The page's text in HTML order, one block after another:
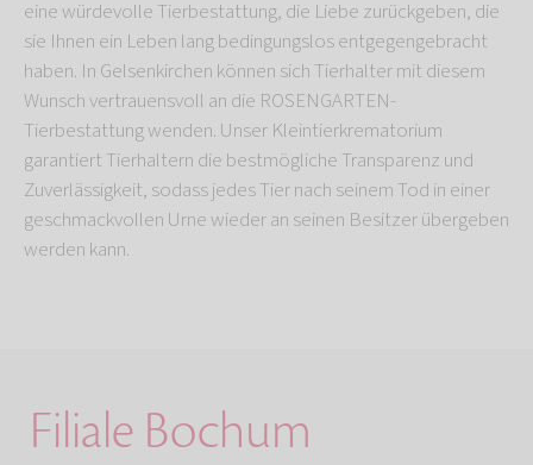
eine würdevolle Tierbestattung, die Liebe zurückgeben, die
sie Ihnen ein Leben lang bedingungslos entgegengebracht
haben. In Gelsenkirchen können sich Tierhalter mit diesem
Wunsch vertrauensvoll an die ROSENGARTEN-
Tierbestattung wenden. Unser Kleintierkrematorium
garantiert Tierhaltern die bestmögliche Transparenz und
Zuverlässigkeit, sodass jedes Tier nach seinem Tod in einer
geschmackvollen Urne wieder an seinen Besitzer übergeben
werden kann.
Filiale Bochum